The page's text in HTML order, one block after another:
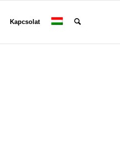
Kapcsolat